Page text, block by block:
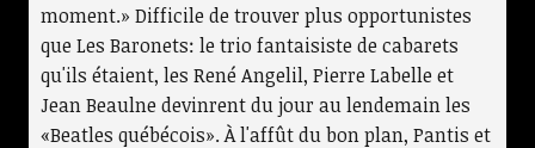
moment.» Difficile de trouver plus opportunistes
que Les Baronets: le trio fantaisiste de cabarets
qu'ils étaient, les René Angelil, Pierre Labelle et
Jean Beaulne devinrent du jour au lendemain les
«Beatles québécois». À l'affût du bon plan, Pantis et